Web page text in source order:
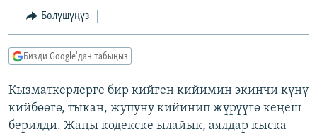
БҮГҮН АЗАТТЫКТА
ДАНИСТЕ
ЭЖЕ-СИҢДИЛЕР
ПОДКАСТ
ОНЛАЙН ШЕРИНЕ
Бөлүшүңүз
Бизди Google'дан табыңыз
Кызматкерлерге бир кийген кийимин экинчи күнү
кийбөөгө, тыкан, жупуну кийинип жүрүүгө кеңеш
берилди. Жаңы кодекске ылайык, аялдар кыска